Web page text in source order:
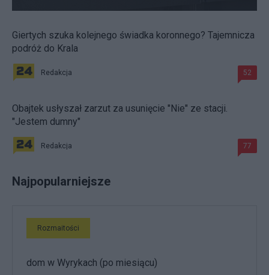
Giertych szuka kolejnego świadka koronnego? Tajemnicza
podróż do Krala
Redakcja 52
Obajtek usłyszał zarzut za usunięcie "Nie" ze stacji.
"Jestem dumny"
Redakcja 77
Najpopularniejsze
Rozmaitości
dom w Wyrykach (po miesiącu)